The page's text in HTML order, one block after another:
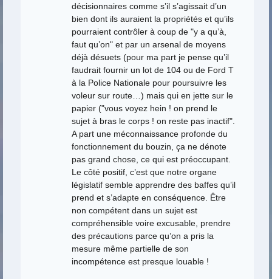
décisionnaires comme s’il s’agissait d’un
bien dont ils auraient la propriétés et qu’ils
pourraient contrôler à coup de "y a qu’à,
faut qu’on" et par un arsenal de moyens
déjà désuets (pour ma part je pense qu’il
faudrait fournir un lot de 104 ou de Ford T
à la Police Nationale pour poursuivre les
voleur sur route…) mais qui en jette sur le
papier ("vous voyez hein ! on prend le
sujet à bras le corps ! on reste pas inactif".
A part une méconnaissance profonde du
fonctionnement du bouzin, ça ne dénote
pas grand chose, ce qui est préoccupant.
Le côté positif, c’est que notre organe
législatif semble apprendre des baffes qu’il
prend et s’adapte en conséquence. Être
non compétent dans un sujet est
compréhensible voire excusable, prendre
des précautions parce qu’on a pris la
mesure même partielle de son
incompétence est presque louable !